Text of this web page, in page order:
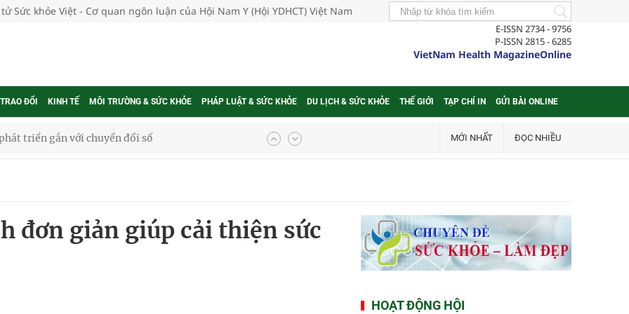
Sức khỏe Việt - Cơ quan ngôn luận của Hội Nam Y (Hội YDHCT) Việt Nam
E-ISSN 2734 - 9756
P-ISSN 2815 - 6285
VietNam Health MagazineOnline
ĐỔI KINH TẾ MÔI TRƯỜNG & SỨC KHỎE PHÁP LUẬT & SỨC KHỎE DU LỊCH & SỨC KHỎE THẾ GIỚI TẠP CHÍ IN GỬI BÀI ONLINE
triển gắn với chuyển đổi số
thuốc
MỚI NHẤT ĐỌC NHIỀU
đơn giản giúp cải thiện sức
HOẠT ĐỘNG HỘI